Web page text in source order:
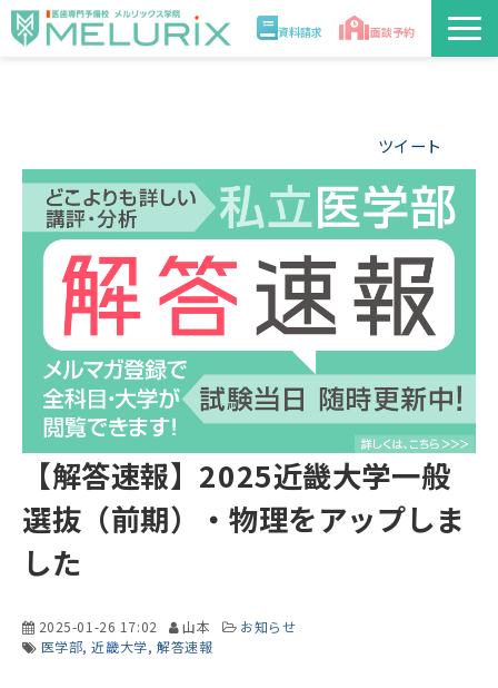
資料請求 面談予約
入学案内
合格実績・合格体験記
医学部解答速報2026
ツイート
【解答速報】2025近畿大学一般
選抜（前期）・物理をアップしま
した
2025-01-26 17:02 山本
お知らせ
医学部 近畿大学 解答速報